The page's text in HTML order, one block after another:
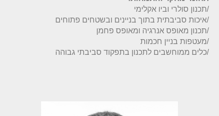
/כלים ממוחשבים לתכנון בתפקוד סביבתי גבוהה